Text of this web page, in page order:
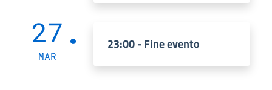
27
MAR
23:00 - Fine evento